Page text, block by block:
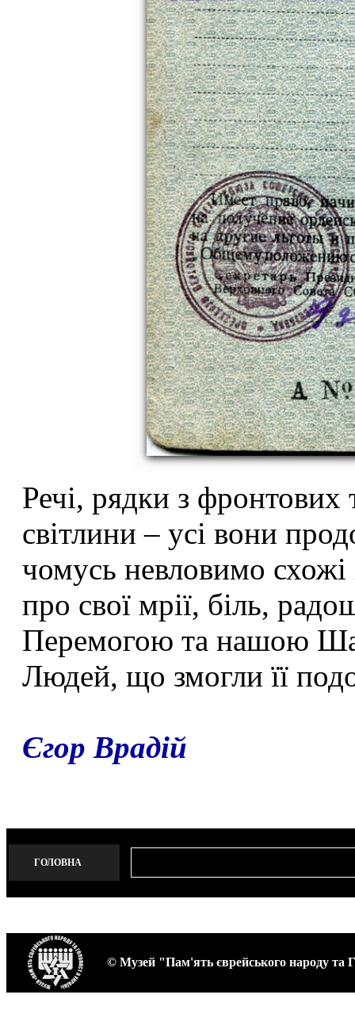
Речі, рядки з фронтових
світлини – усі вони
чомусь невловимо схожі
про свої мрії, біль,
Перемогою та нашою
Людей, що змогли її
Єгор Врадій
ГОЛОВНА
© Музей "Пам'ять єврейського народу та